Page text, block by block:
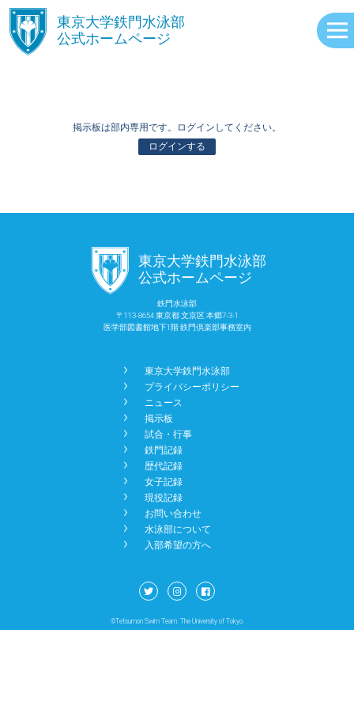
󿾱
東京大学鉄門水泳部
公式ホームページ
ABOUT
EVENTS
RECORDS
NEWS
BBS
CONTACT
掲示板は部内専用です。ログインしてください。
ログインする
󿾱 東京大学鉄門水泳部
公式ホームページ
鉄門水泳部
〒113-8654 東京都 文京区 本郷7-3-1
医学部図書館地下1階 鉄門倶楽部事務室内
󿾡 東京大学鉄門水泳部
󿾡 プライバシーポリシー
󿾡 ニュース
󿾡 掲示板
󿾡 試合・行事
󿾡 鉄門記録
󿾡 歴代記録
󿾡 女子記録
󿾡 現役記録
󿾡 お問い合わせ
󿾡 水泳部について
󿾡 入部希望の方へ
©Tetsumon Swim Team. The University of Tokyo.